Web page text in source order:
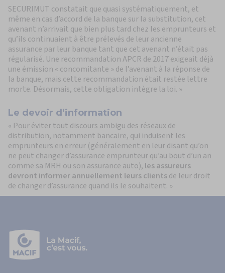
SECURIMUT constatait que quasi systématiquement, et
même en cas d’accord de la banque sur la substitution, cet
avenant n’arrivait que bien plus tard chez les emprunteurs et
qu’ils continuaient à être prélevés de leur ancienne
assurance par leur banque tant que cet avenant n’était pas
régularisé. Une recommandation APCR de 2017 exigeait déjà
une émission « concomitante » de l’avenant à la réponse de
la banque, mais cette recommandation était restée lettre
morte. Désormais, cette obligation intègre la loi. »
Le devoir d’information
« Pour éviter tout discours ambigu des réseaux de
distribution, notamment bancaire, qui induisent les
emprunteurs en erreur (généralement en leur disant qu’on
ne peut changer d’assurance emprunteur qu’au bout d’un an
comme sa MRH ou son assurance auto), les assureurs
devront informer annuellement leurs clientsde leur droit
de changer d’assurance quand ils le souhaitent. »